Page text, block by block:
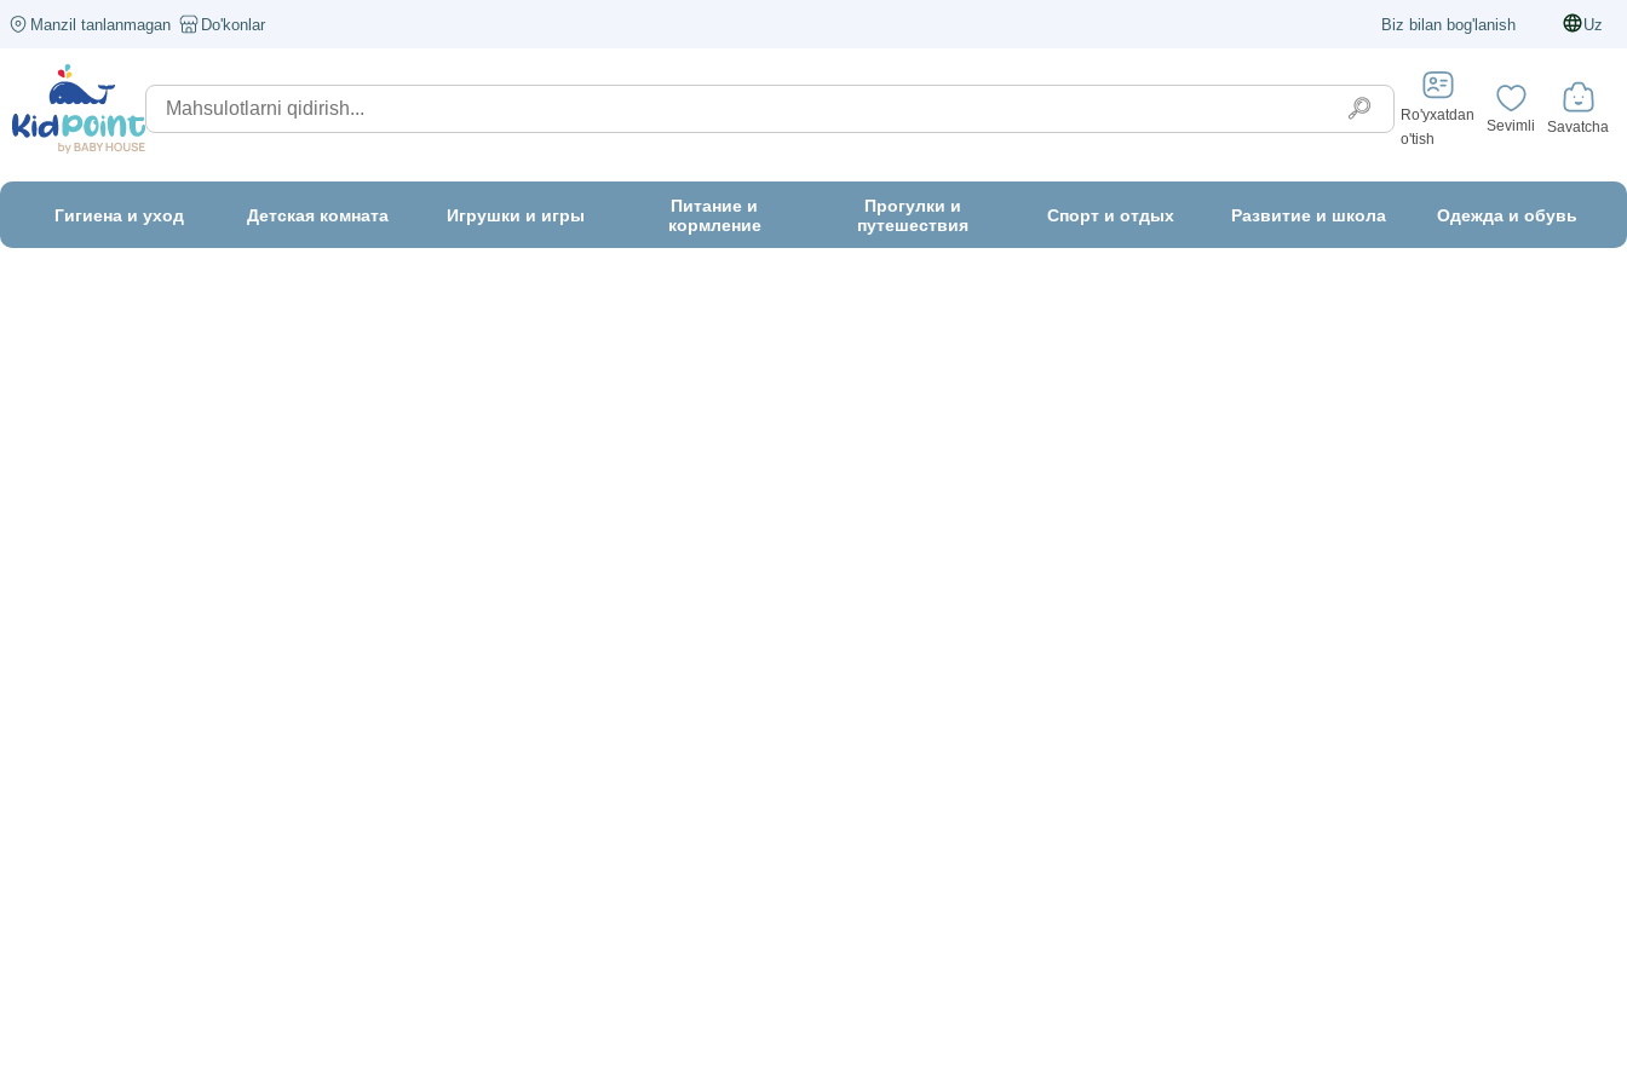
Manzil tanlanmagan Do'konlar Biz bilan bog'lanish Uz
Ro'yxatdan
o'tish
Sevimli Savatcha
Гигиена и уход Детская комната Игрушки и игры
Питание и
кормление
Прогулки и
путешествия
Спорт и отдых Развитие и школа Одежда и обувь